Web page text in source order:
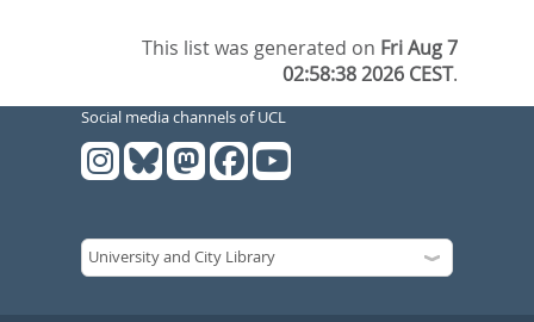
This list was generated on Fri Aug 7
02:58:38 2026 CEST.
Social media channels of UCL